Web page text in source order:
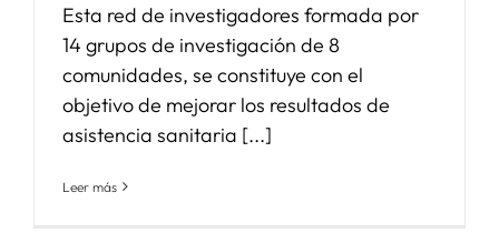
Esta red de investigadores formada por
14 grupos de investigación de 8
comunidades, se constituye con el
objetivo de mejorar los resultados de
asistencia sanitaria [...]
Leer más